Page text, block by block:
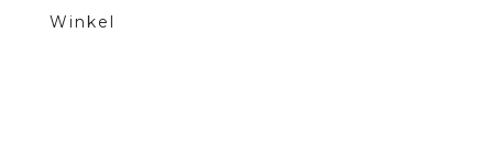
Winkel